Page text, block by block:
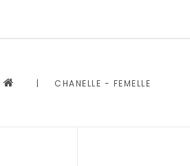
| CHANELLE - FEMELLE